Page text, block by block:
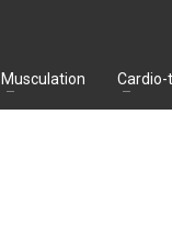
Musculation Cardio-